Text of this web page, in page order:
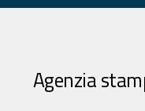
Agenzia